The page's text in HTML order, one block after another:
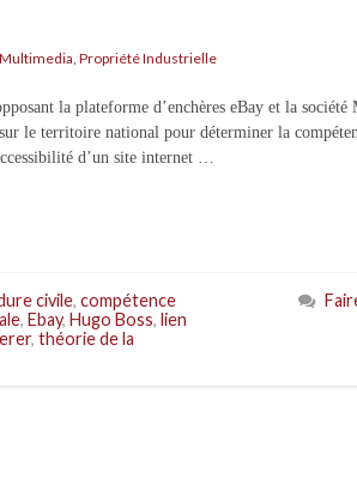
Multimedia, Propriété Industrielle
la plateforme d’enchères eBay et la société
le territoire national pour déterminer la
d’un site internet …
civile, compétence
, Ebay, Hugo Boss, lien
, théorie de la